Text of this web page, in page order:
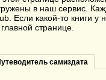
в наш сервис.
Если какой-то книги
странице.
самиздата